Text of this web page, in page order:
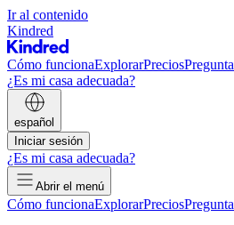
Ir al contenido
Kindred
Cómo funcionaExplorarPrecios
¿Es mi casa adecuada?
español
Iniciar sesión
¿Es mi casa adecuada?
Abrir el menú
Cómo funcionaExplorarPrecios